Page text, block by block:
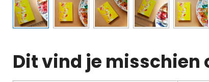
Dit vind je misschien